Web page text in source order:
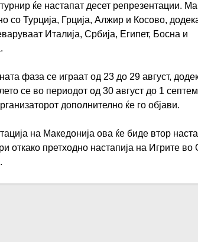
ќе настапат десет репрезентации.
со Турција, Грција, Алжир и Косово,
Италија, Србија, Египет, Босна и
фаза се играат од 23 до 29 август,
се во периодот од 30 август до 1
дополнително ќе го објави.
на Македонија ова ќе биде втор
откако претходно настапија на Игрите во